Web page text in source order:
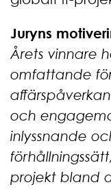
Juryns
Årets vinnare
omfattande
och
inlyssnande
projekt bland